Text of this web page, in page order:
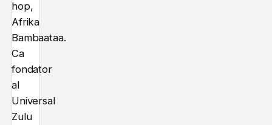
hop,
Afrika
Bambaataa.
Ca
fondator
al
Universal
Zulu